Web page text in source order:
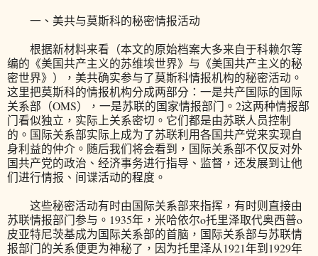
一、美共与莫斯科的秘密情报活动
根据新材料来看（本文的原始档案大多来自于科赖尔等
编的《美国共产主义的苏维埃世界》与《美国共产主义的秘
密世界》），美共确实参与了莫斯科情报机构的秘密活动。
这里把莫斯科的情报机构分成两部分：一是共产国际的国际
关系部（OMS），一是苏联的国家情报部门。2这两种情报部
门看似独立，实际上关系密切。它们都是由苏联人员控制
的。国际关系部实际上成为了苏联利用各国共产党来实现自
身利益的仲介。随后我们将会看到，国际关系部不仅反对外
国共产党的政治、经济事务进行指导、监督，还发展到让他
们进行情报、间谍活动的程度。
这些秘密活动有时由国际关系部来指挥，有时则直接由
苏联情报部门参与。1935年，米哈依尔o托里泽取代奥西普o
皮亚特尼茨基成为国际关系部的首脑，国际关系部与苏联情
报部门的关系便更为神秘了，因为托里泽从1921年到1929年